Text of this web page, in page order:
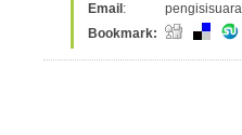
Email :
Bookmark: